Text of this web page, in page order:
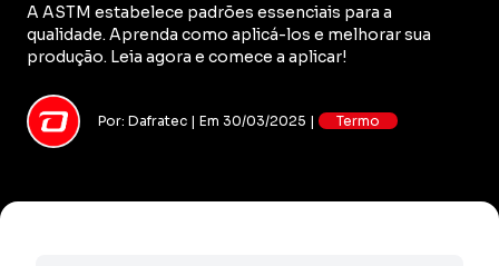
A ASTM estabelece padrões essenciais para a
qualidade. Aprenda como aplicá-los e melhorar sua
produção. Leia agora e comece a aplicar!
Por: Dafratec | Em 30/03/2025 | Termo